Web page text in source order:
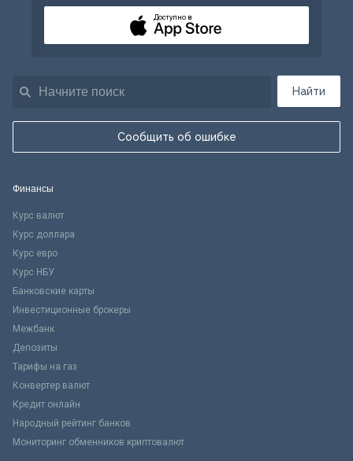
Найти
Сообщить об ошибке
Доступно в
Финансы
Курс валют
Курс доллара
Курс евро
Курс НБУ
Банковские карты
Инвестиционные брокеры
Межбанк
Депозиты
Тарифы на газ
Конвертер валют
Кредит онлайн
Народный рейтинг банков
Мониторинг обменников криптовалют